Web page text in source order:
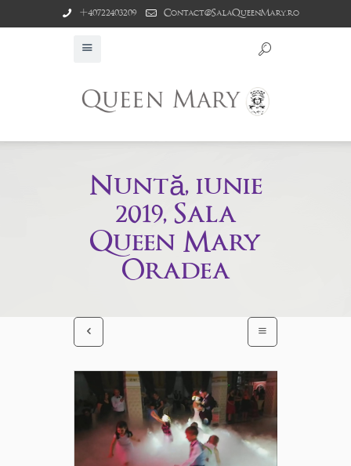
+40722403209 Contact@SalaQueenMary.ro
Nuntă, iunie
2019, Sala
Queen Mary
Oradea